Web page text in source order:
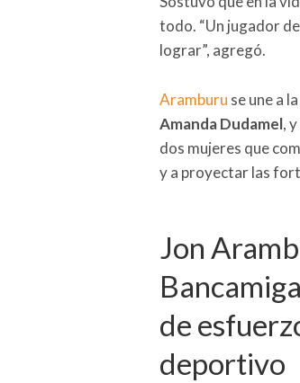
todo. “Un jugador
lograr”, agregó.
Aramburu se une a
Amanda Dudamel,
dos mujeres que
y a proyectar las
Jon
de
deportivo